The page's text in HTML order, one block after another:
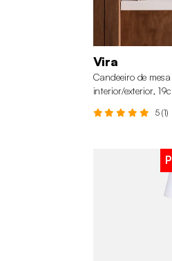
Vira
Candeeiro de
interior/exterior,
5 (1)